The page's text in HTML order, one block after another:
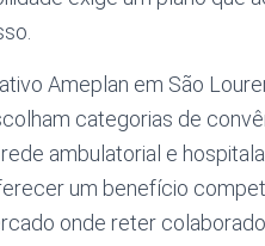
Ameplan em São
categorias de
ambulatorial e
um benefício
onde reter